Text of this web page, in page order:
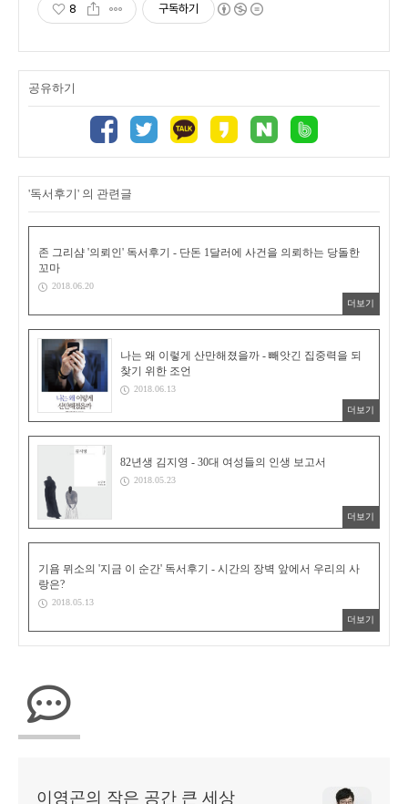
8 구독하기
공유하기
'독서후기' 의 관련글
존 그리샴 '의뢰인' 독서후기 - 단돈 1달러에 사건을 의뢰하는 당돌한
꼬마
2018.06.20
더보기
나는 왜 이렇게 산만해졌을까 - 빼앗긴 집중력을 되
찾기 위한 조언
2018.06.13
더보기
82년생 김지영 - 30대 여성들의 인생 보고서
2018.05.23
더보기
기욤 뮈소의 '지금 이 순간' 독서후기 - 시간의 장벽 앞에서 우리의 사
랑은?
2018.05.13
더보기
이영곤의 작은 공간 큰 세상